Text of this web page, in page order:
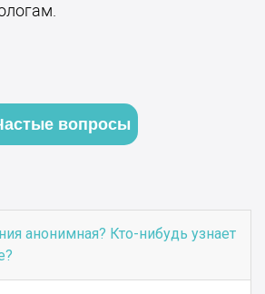
вопросы
анонимная? Кто-нибудь узнает